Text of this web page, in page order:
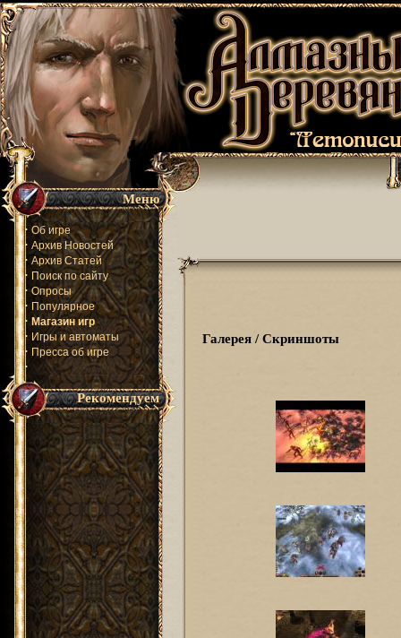
Меню
· Об игре
· Архив Новостей
· Архив Статей
· Поиск по сайту
· Опросы
· Популярное
· Магазин игр
· Игры и автоматы
· Пресса об игре
·
Рекомендуем
Галерея / Скриншоты